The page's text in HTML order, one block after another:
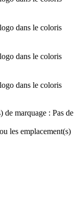
de marquage : Pas de
les emplacement(s)